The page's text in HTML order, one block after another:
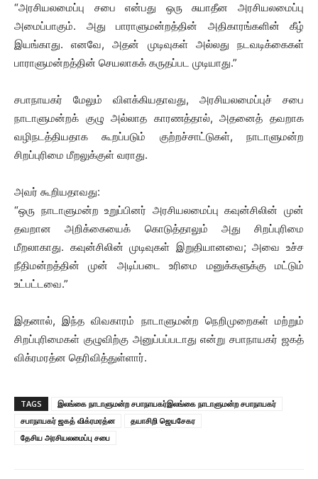
“அரசியலமைப்பு சபை என்பது ஒரு சுயாதீன அரசியலமைப்பு
அமைப்பாகும். அது பாராளுமன்றத்தின் அதிகாரங்களின் கீழ்
இயங்காது. எனவே, அதன் முடிவுகள் அல்லது நடவடிக்கைகள்
பாராளுமன்றத்தின் செயலாகக் கருதப்பட முடியாது.”
சபாநாயகர் மேலும் விளக்கியதாவது, அரசியலமைப்புச் சபை
நாடாளுமன்றக் குழு அல்லாத காரணத்தால், அதனைத் தவறாக
வழிநடத்தியதாக கூறப்படும் குற்றச்சாட்டுகள், நாடாளுமன்ற
சிறப்புரிமை மீறலுக்குள் வராது.
அவர் கூறியதாவது:
“ஒரு நாடாளுமன்ற உறுப்பினர் அரசியலமைப்பு கவுன்சிலின் முன்
தவறான அறிக்கையைக் கொடுத்தாலும் அது சிறப்புரிமை
மீறலாகாது. கவுன்சிலின் முடிவுகள் இறுதியானவை; அவை உச்ச
நீதிமன்றத்தின் முன் அடிப்படை உரிமை மனுக்களுக்கு மட்டும்
உட்பட்டவை.”
இதனால், இந்த விவகாரம் நாடாளுமன்ற நெறிமுறைகள் மற்றும்
சிறப்புரிமைகள் குழுவிற்கு அனுப்பப்படாது என்று சபாநாயகர் ஜகத்
விக்ரமரத்ன தெரிவித்துள்ளார்.
TAGS
இலங்கை நாடாளுமன்ற சபாநாயகர்இலங்கை நாடாளுமன்ற சபாநாயகர்
சபாநாயகர் ஜகத் விக்ரமரத்ன
தயாசிறி ஜெயசேகர
தேசிய அரசியலமைப்பு சபை